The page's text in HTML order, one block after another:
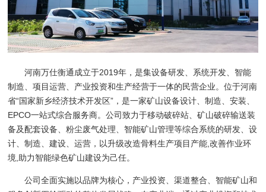
河南万仕衡通成立于2019年，是集设备研发、系统开发、智能
制造、项目运营、产业投资和生产经营于一体的民营企业。位于河南
省“国家新乡经济技术开发区”，是一家矿山设备设计、制造、安装、
EPCO一站式综合服务商。公司致力于移动破碎站、矿山破碎输送装
备及配套设备、粉尘废气处理、智能矿山管理等综合系统的研发、设
计、制造、建设、运营，以升级改造骨料生产项目产能,改善作业环
境,助力智能绿色矿山建设为己任。
公司全面实施以品牌为核心，产业投资、渠道整合、智能矿山和